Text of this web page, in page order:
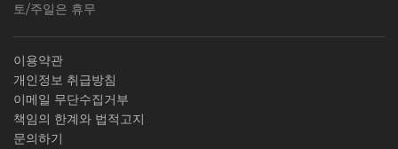
토/주일은 휴무
이용약관
개인정보 취급방침
이메일 무단수집거부
책임의 한계와 법적고지
문의하기